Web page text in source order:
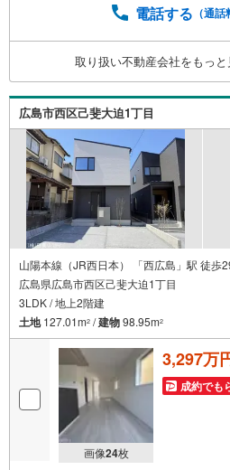
まいを通じた出逢いを大切
産グループへ成長すること
心」これからもこの精神を大
させて頂きます。株式会社
南区段原日出2丁目2-22-2F
電話する （通話
取り扱い不動産会社をもっと
広島市西区己斐大迫1丁目
山陽本線（JR西日本） 「西広島」駅 徒歩
広島県広島市西区己斐大迫1丁目
3LDK / 地上2階建
土地127.01m2 /建物98.95m2
画像24枚
3,297万
成約でも